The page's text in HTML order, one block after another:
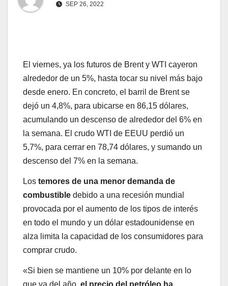
SEP 26, 2022
El viernes, ya los futuros de Brent y WTI cayeron
alrededor de un 5%, hasta tocar su nivel más bajo
desde enero. En concreto, el barril de Brent se
dejó un 4,8%, para ubicarse en 86,15 dólares,
acumulando un descenso de alrededor del 6% en
la semana. El crudo WTI de EEUU perdió un
5,7%, para cerrar en 78,74 dólares, y sumando un
descenso del 7% en la semana.
Los temores de una menor demanda de
combustible debido a una recesión mundial
provocada por el aumento de los tipos de interés
en todo el mundo y un dólar estadounidense en
alza limita la capacidad de los consumidores para
comprar crudo.
«Si bien se mantiene un 10% por delante en lo
que va del año, el precio del petróleo ha